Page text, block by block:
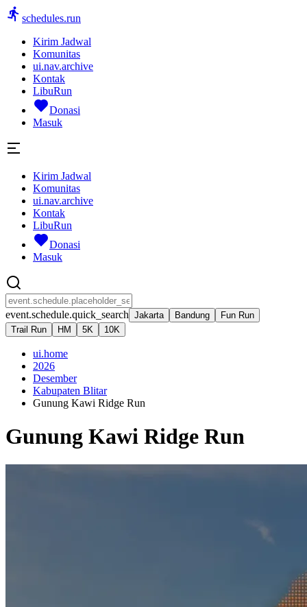
schedules.run
Kirim Jadwal
Komunitas
ui.nav.archive
Kontak
LibuRun
Donasi
Masuk
Kirim Jadwal
Komunitas
ui.nav.archive
Kontak
LibuRun
Donasi
Masuk
event.schedule.quick_search Jakarta Bandung
Fun Run
Trail Run
HM 5K 10K
ui.home
2026
Desember
Kabupaten Blitar
Gunung Kawi Ridge Run
Gunung Kawi Ridge Run